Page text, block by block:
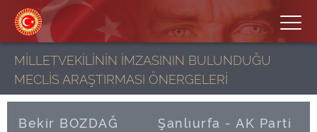
MİLLETVEKİLİNİN İMZASININ BULUNDUĞU
MECLİS ARAŞTIRMASI ÖNERGELERİ
Bekir BOZDAĞ Şanlıurfa - AK Parti